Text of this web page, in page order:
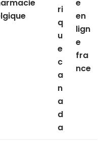
ri
q
u
e
c
a
n
a
d
a
e
en
lign
e
fra
nce